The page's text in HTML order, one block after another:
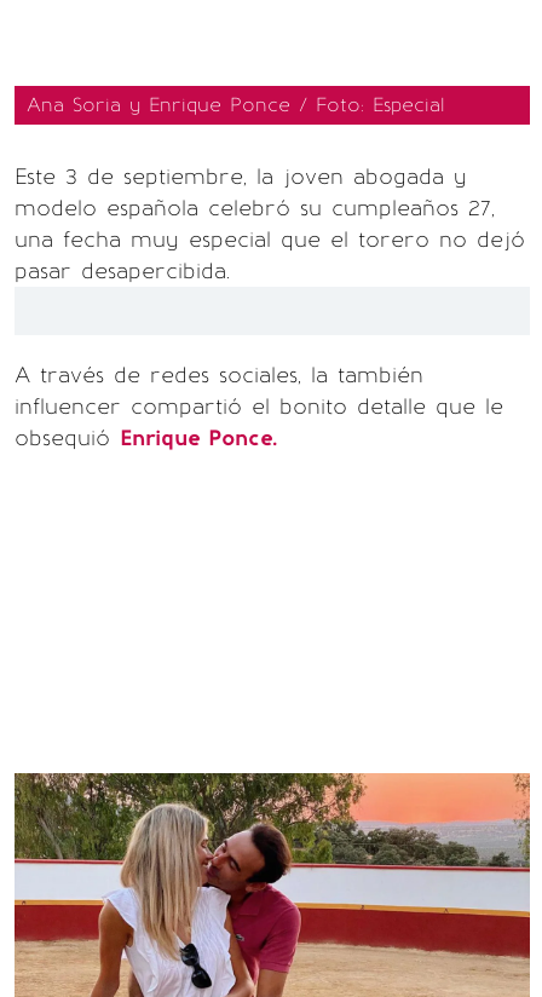
Ana Soria y Enrique Ponce / Foto: Especial
Este 3 de septiembre, la joven abogada y
modelo española celebró su cumpleaños 27,
una fecha muy especial que el torero no dejó
pasar desapercibida.
A través de redes sociales, la también
influencer compartió el bonito detalle que le
obsequió Enrique Ponce.